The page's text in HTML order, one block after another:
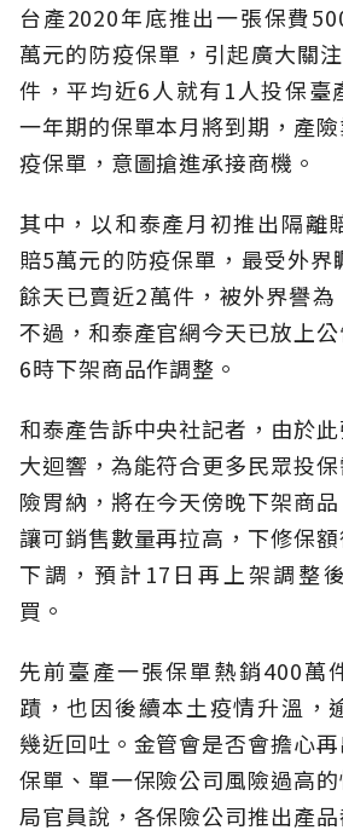
台產2020年底推出一張保費
萬元的防疫保單，引起廣大關
件，平均近6人就有1人投保臺
一年期的保單本月將到期，產
疫保單，意圖搶進承接商機。
其中，以和泰產月初推出隔離
賠5萬元的防疫保單，最受外界
餘天已賣近2萬件，被外界譽為
不過，和泰產官網今天已放上
6時下架商品作調整。
和泰產告訴中央社記者，由於
大迴響，為能符合更多民眾投
險胃納，將在今天傍晚下架商
讓可銷售數量再拉高，下修保
下調，預計17日再上架調整
買。
先前臺產一張保單熱銷400萬
蹟，也因後續本土疫情升溫，
幾近回吐。金管會是否會擔心
保單、單一保險公司風險過高
局官員說，各保險公司推出產